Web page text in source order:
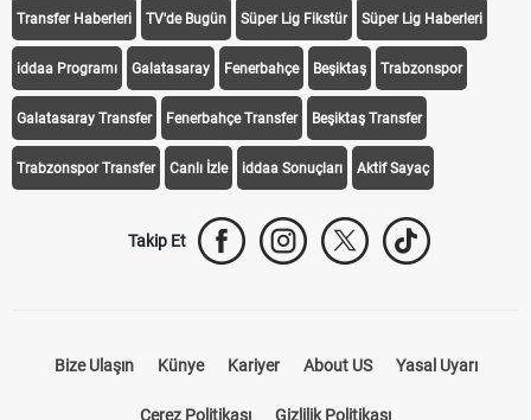
Transfer Haberleri TV'de Bugün Süper Lig Fikstür Süper Lig Haberleri
iddaa Programı Galatasaray Fenerbahçe Beşiktaş Trabzonspor
Galatasaray Transfer Fenerbahçe Transfer Beşiktaş Transfer
Trabzonspor Transfer Canlı İzle iddaa Sonuçları Aktif Sayaç
Takip Et
Bize Ulaşın Künye Kariyer About US Yasal Uyarı
Çerez Politikası Gizlilik Politikası